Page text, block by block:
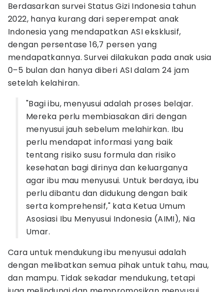
Berdasarkan survei Status Gizi Indonesia tahun
2022, hanya kurang dari seperempat anak
Indonesia yang mendapatkan ASI eksklusif,
dengan persentase 16,7 persen yang
mendapatkannya. Survei dilakukan pada anak usia
0–5 bulan dan hanya diberi ASI dalam 24 jam
setelah kelahiran.
"Bagi ibu, menyusui adalah proses belajar.
Mereka perlu membiasakan diri dengan
menyusui jauh sebelum melahirkan. Ibu
perlu mendapat informasi yang baik
tentang risiko susu formula dan risiko
kesehatan bagi dirinya dan keluarganya
agar ibu mau menyusui. Untuk berdaya, ibu
perlu dibantu dan didukung dengan baik
serta komprehensif," kata Ketua Umum
Asosiasi Ibu Menyusui Indonesia (AIMI), Nia
Umar.
Cara untuk mendukung ibu menyusui adalah
dengan melibatkan semua pihak untuk tahu, mau,
dan mampu. Tidak sekadar mendukung, tetapi